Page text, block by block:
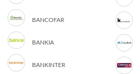
BANCOFAR
BANKIA
BANKINTER